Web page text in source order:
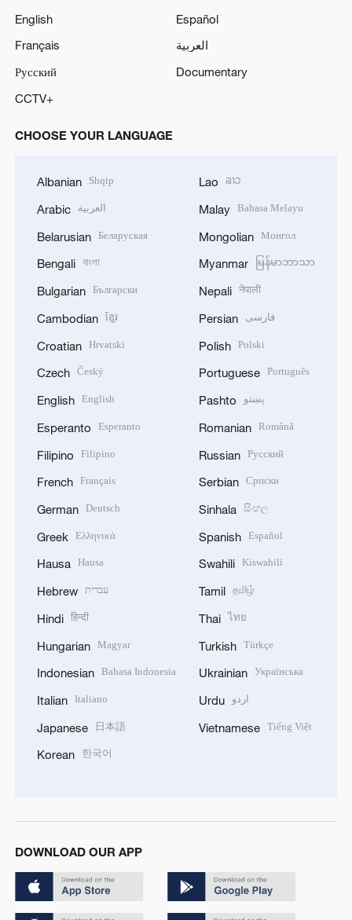
English
Español
Français
العربية
Русский
Documentary
CCTV+
CHOOSE YOUR LANGUAGE
Albanian Shqip
Arabic العربية
Belarusian Беларуская
Bengali বাংলা
Bulgarian Български
Cambodian ខ្មែរ
Croatian Hrvatski
Czech Český
English English
Esperanto Esperanto
Filipino Filipino
French Français
German Deutsch
Greek Ελληνικά
Hausa Hausa
Hebrew עברית
Hindi हिन्दी
Hungarian Magyar
Indonesian Bahasa Indonesia
Italian Italiano
Japanese 日本語
Korean 한국어
Lao ລາວ
Malay Bahasa Melayu
Mongolian Монгол
Myanmar မြန်မာဘာသာ
Nepali नेपाली
Persian فارسی
Polish Polski
Portuguese Português
Pashto پښتو
Romanian Română
Russian Русский
Serbian Српски
Sinhala සිංහල
Spanish Español
Swahili Kiswahili
Tamil தமிழ்
Thai ไทย
Turkish Türkçe
Ukrainian Українська
Urdu اردو
Vietnamese Tiếng Việt
DOWNLOAD OUR APP